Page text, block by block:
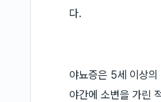
다.
야뇨증은 5세 이상
야간에 소변을 가린